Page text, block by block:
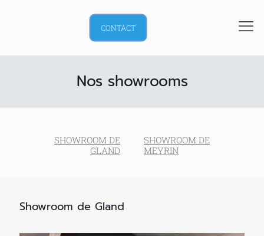
CONTACT
Nos showrooms
SHOWROOM DE
GLAND
SHOWROOM DE
MEYRIN
Showroom de Gland